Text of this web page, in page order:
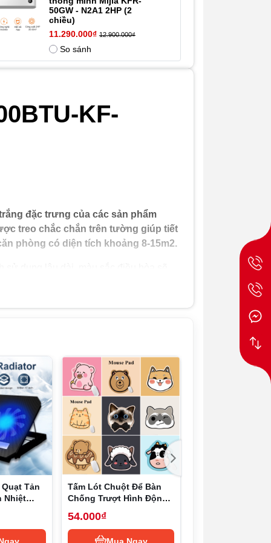
sưởi định
mức
Điện năng
tiêu thụ làm
50GW - N2A1 2HP (2
chiều)
11.290.000₫ 12.900.000₫
So sánh
KF-
đặc trưng của các sản phẩm
treo chắc chắn trên tường giúp tiết
phòng có diện tích khoảng 8-15m2.
dụng lâu dài, màu sắc điều hòa sẽ
trì hoạt động ổn định và tuổi thọ dài.
hoà (có nghĩa là nhiệt độ của cửa thoát
yên tĩnh hơn tạo cảm thoải mái khi
Tản
Nhiệt
có
Tấm Lót Chuột Để Bàn
Chống Trượt Hình Động
54.000₫
Mua Ngay